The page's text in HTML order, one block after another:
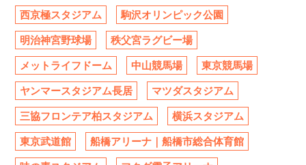
西京極スタジアム 駒沢オリンピック公園
明治神宮野球場 秩父宮ラグビー場
メットライフドーム 中山競馬場 東京競馬場
ヤンマースタジアム長居 マツダスタジアム
三協フロンテア柏スタジアム 横浜スタジアム
東京武道館 船橋アリーナ｜船橋市総合体育館